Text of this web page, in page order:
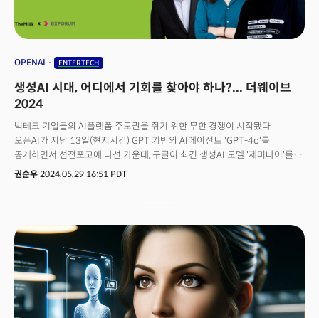
OPENAI ENTERTECH
생성AI 시대, 어디에서 기회를 찾아야 하나?... 더웨이브
2024
빅테크 기업들의 AI플랫폼 주도권을 쥐기 위한 무한 경쟁이 시작됐다.
오픈AI가 지난 13일(현지시간) GPT 기반의 AI에이전트 'GPT-4o'를
공개하면서 선전포고에 나선 가운데, 구글이 최긴 생성AI 모델 '제미나이'를
검색엔진 등 다양한 서비스에 탑재하면서 맞불을 놨다. 두 기업 모두 인간의
생성AI 분야로의 전환을 시도해 온 마이크로소프트(MS)가 개발자 콘퍼런스
'빌드(Build)'를 통해 인공지능 PC 비전을 공개할 것으로 보이고, AI 전환에
늦었다는 평가를 받아온 애플 역시 다음 달 오픈AI와의 협업 모델을 내놓는 등
빅테크 기업들이 속속 AI 전쟁에 참전하고 있다. 생성AI 경쟁이 2막으로
치닫는 상황 속에서 우리 기업과 정부는 어떤 대응에 나서야 할까. 생성AI
혁명으로 인한 산업 전반의 패러다임 변화를 감지하고, 대응 전략을 모색하는
콘퍼런스가 다음 달 서울에서 열린다. '더웨이브 서울 2024'는 오는 6월
권순우 2024.05.29 16:51 PDT